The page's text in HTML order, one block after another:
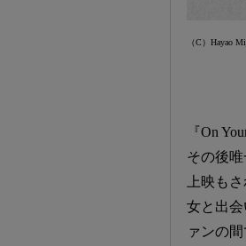
（C）Hayao
『On
その後
上映も
女と出
ァンの